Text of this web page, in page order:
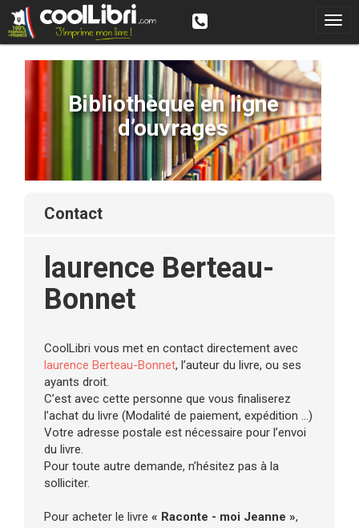
Bibliothèque en ligne
d’ouvrages
contact
laurence Berteau-
Bonnet
CoolLibri vous met en contact directement avec
laurence Berteau-Bonnet, l’auteur du livre, ou ses
ayants droit.
C’est avec cette personne que vous finaliserez
l’achat du livre (Modalité de paiement, expédition ...)
Votre adresse postale est nécessaire pour l’envoi
du livre.
Pour toute autre demande, n’hésitez pas à la
solliciter.
Pour acheter le livre « Raconte - moi Jeanne »,